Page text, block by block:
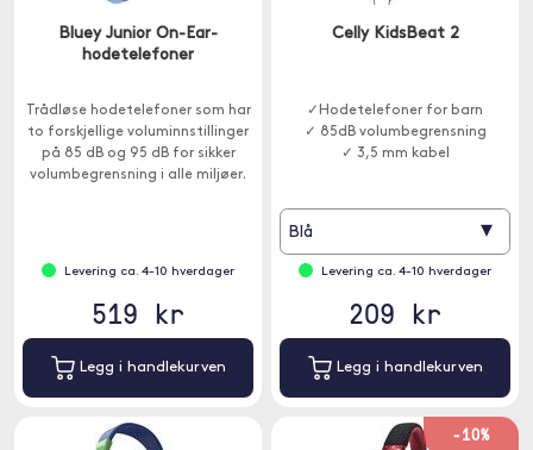
Bluey Junior On-Ear-
hodetelefoner
Trådløse hodetelefoner som har
to forskjellige voluminnstillinger
på 85 dB og 95 dB for sikker
volumbegrensning i alle miljøer.
Levering ca. 4-10 hverdager
519 kr
Legg i handlekurven
Celly KidsBeat 2
✓Hodetelefoner for barn
✓ 85dB volumbegrensning
✓ 3,5 mm kabel
Blå ▾
Levering ca. 4-10 hverdager
209 kr
Legg i handlekurven
-10%